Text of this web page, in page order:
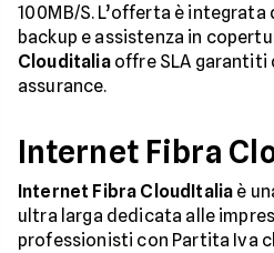
100MB/S. L’offerta è
backup e assistenza in
Clouditaliaoffre SLA garantiti
assurance.
Internet Fibra
Internet Fibra CloudItalia è
ultra larga dedicata alle
professionisti con Partita Iva